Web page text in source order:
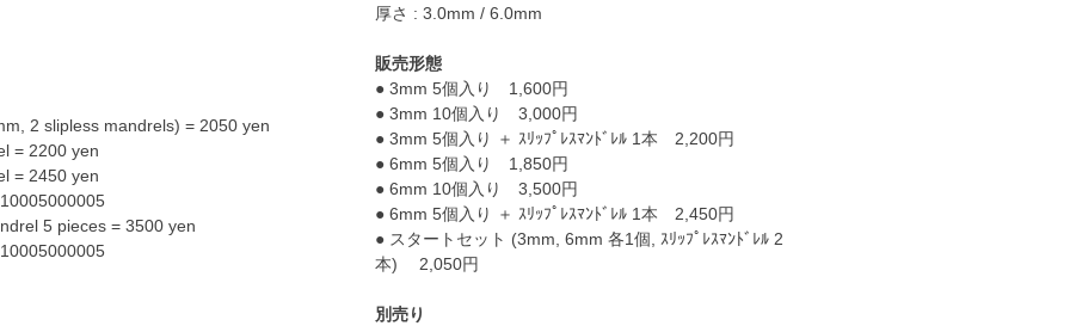
2 slipless mandrels) = 2050 yen
= 2200 yen
= 2450 yen
5 pieces = 3500 yen
厚さ : 3.0mm / 6.0mm
販売形態
● 3mm 5個入り 1,600円
● 3mm 10個入り 3,000円
● 3mm 5個入り ＋ ｽﾘｯﾌﾟﾚｽﾏﾝﾄﾞﾚﾙ 1本 2,200円
● 6mm 5個入り 1,850円
● 6mm 10個入り 3,500円
● 6mm 5個入り ＋ ｽﾘｯﾌﾟﾚｽﾏﾝﾄﾞﾚﾙ 1本 2,450円
● スタートセット (3mm, 6mm 各1個, ｽﾘｯﾌﾟﾚｽﾏﾝﾄﾞﾚﾙ 2
本) 2,050円
別売り